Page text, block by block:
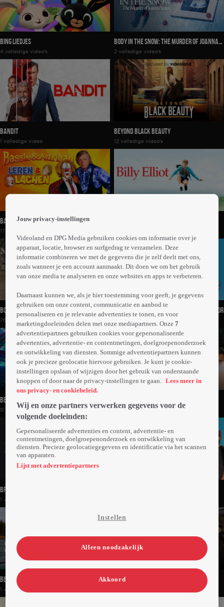
Bing Liedjes
4 volledige video's
Body In The Snow: The Murder Of Joanna
Yeates
2 volledige video's
Bandit
1 volledige video
Beyond Black Beauty
12 volledige video's
Bassie & Adriaan
17 volledige video's
Border Patrol USA
76 volledige video's
Bassie & Adriaan En De Huilende Pofessor
8 volledige video's
Beyblade X
51 volledige video's 3 volledige video's
Brigitte Kaandorp - Eh
1 volledige video
Beau Solo: Yukon
1 volledige video
Bij Ons Op Het Kamp
Jouw privacy-instellingen
Videoland en DPG Media gebruiken cookies om informatie over je
apparaat, locatie, browser en surfgedrag te verzamelen. Deze
informatie combineren we met de gegevens die je zelf deelt met ons,
zoals wanneer je een account aanmaakt. Dit doen we om het gebruik
van onze media te analyseren en onze websites en apps te verbeteren.
Daarnaast kunnen we, als je hier toestemming voor geeft, je gegevens
gebruiken om onze content, communicatie en aanbod te
personaliseren en je relevante advertenties te tonen, en voor
marketingdoeleinden delen met onze mediapartners. Onze7
advertentiepartners gebruiken cookies voor gepersonaliseerde
advertenties, advertentie- en contentmetingen, doelgroepenonderzoek
en ontwikkeling van diensten. Sommige advertentiepartners kunnen
ook je precieze geolocatie hiervoor gebruiken. Je kunt je cookie-
instellingen opslaan of wijzigen door het gebruik van onderstaande
knoppen of door naar de privacy-instellingen te gaan.
Lees meer in
ons privacy- en cookiebeleid.
Wij en onze partners verwerken gegevens voor de
volgende doeleinden:
Gepersonaliseerde advertenties en content, advertentie- en
contentmetingen, doelgroepenonderzoek en ontwikkeling van
diensten. Precieze geolocatiegegevens en identificatie via het scannen
van apparaten.
Lijst met advertentiepartners
Instellen
Alleen noodzakelijk
Akkoord